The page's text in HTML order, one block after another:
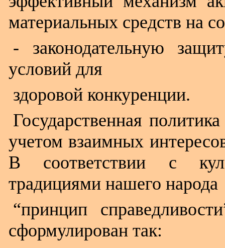
материальных средств на
- законодательную
условий для
здоровой конкуренции.
Государственная
учетом взаимных
В соответствии с
традициями нашего народа
“принцип
сформулирован так: